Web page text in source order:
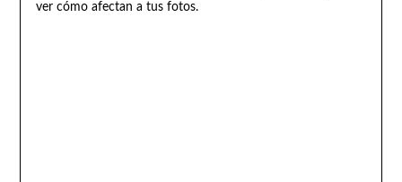
ver cómo afectan a tus fotos.